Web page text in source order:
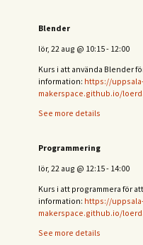
Blender
lör, 22 aug @ 10:15- 12:00
Kurs i att använda Blender
information: https://
makerspace.github.io/
See more details
Programmering
lör, 22 aug @ 12:15- 14:00
Kurs i att programmera för
information: https://
makerspace.github.io/
See more details